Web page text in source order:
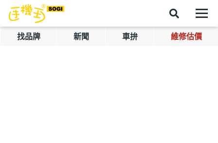
找品牌 新聞 車拚 維修估價